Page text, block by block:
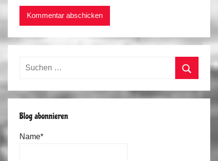
Suchen
Blog abonnieren
Name*